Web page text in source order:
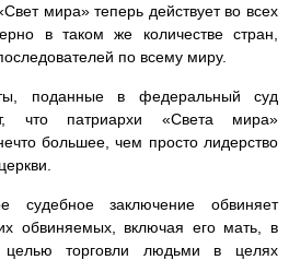
мира» теперь действует во всех
в таком же количестве стран,
по всему миру.
поданные в федеральный суд
что патриархи «Света мира»
большее, чем просто лидерство
судебное заключение обвиняет
обвиняемых, включая его мать, в
торговли людьми в целях